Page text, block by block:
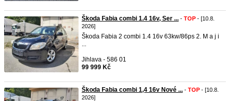
Škoda Fabia combi 1.4 16v, Ser ... - TOP - [10.8.
2026]
Škoda Fabia 2 combi 1.4 16v 63kw/86ps 2. M a j i
...
Jihlava - 586 01
99 999 Kč
Škoda Fabia combi 1,4 16v Nové ... - TOP - [10.8.
2026]